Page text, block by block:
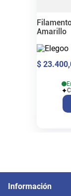
Amarillo
$ 23.400,
Información